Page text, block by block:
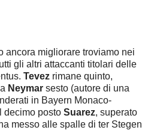
ancora migliorare troviamo nei
gli altri attaccanti titolari delle
Tevez rimane quinto,
Neymar sesto (autore di una
in Bayern Monaco-
decimo posto Suarez, superato
messo alle spalle di ter Stegen